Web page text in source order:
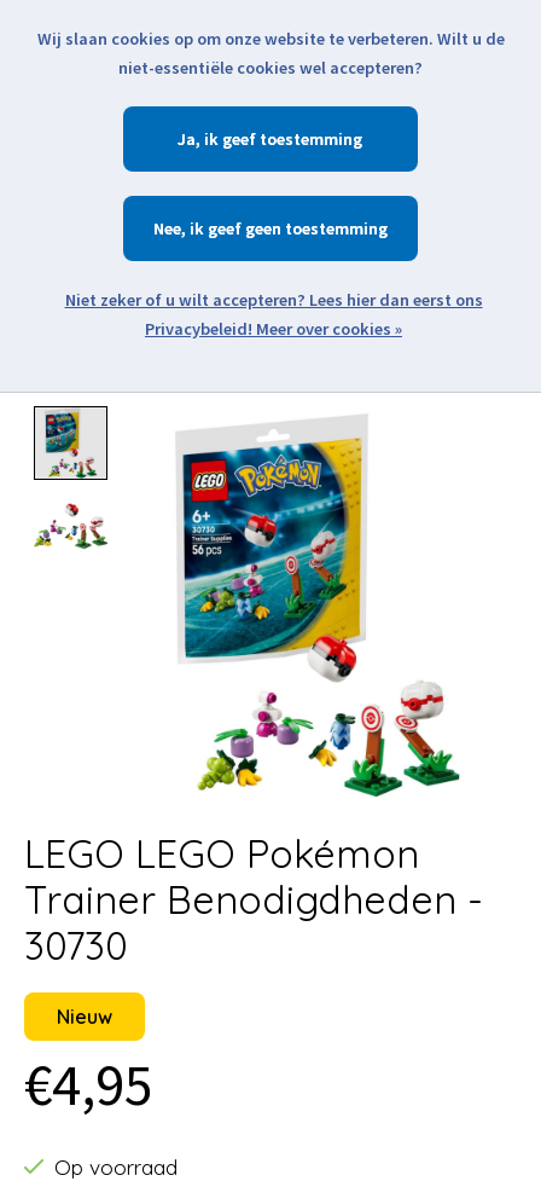
Klik voor actuele verzendinformatie...
Verlanglijst
Zoeken
Open webshop menu
Product image slideshow Items
LEGO LEGO Pokémon
Trainer Benodigdheden -
30730
Nieuw
€4,95
Op voorraad
Wij slaan cookies op om onze website te verbeteren. Wilt u de
niet-essentiële cookies wel accepteren?
Ja
Nee
Meer over cookies »